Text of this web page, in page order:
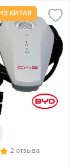
КИТАЯ
2 отзыва